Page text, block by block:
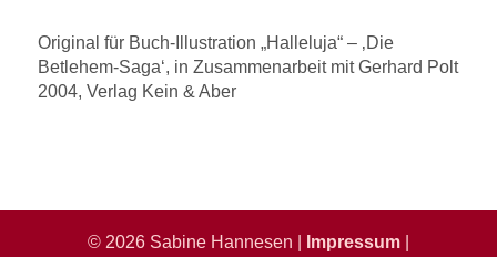
Original für Buch-Illustration „Halleluja“ – ‚Die
Betlehem-Saga‘, in Zusammenarbeit mit Gerhard Polt
2004, Verlag Kein & Aber
© 2026 Sabine Hannesen | Impressum|